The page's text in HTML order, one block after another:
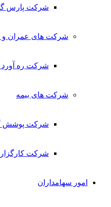
شرکت پارس
شرکت های عمران و
شرکت ره آورد
شرکت های بیمه
شرکت پوشش
شرکت
امور سهامداران